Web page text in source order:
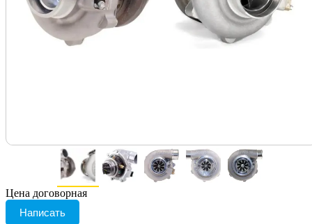
Цена договорная
Написать